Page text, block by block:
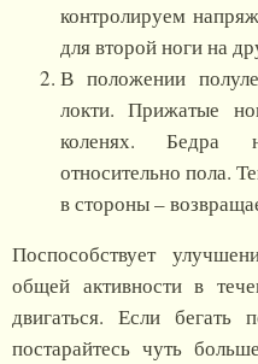
контролируем
для второй ноги на
В положении
локти. Прижатые
коленях. Бедра
относительно пола.
в стороны –
Поспособствует
общей активности в
двигаться. Если
постарайтесь чуть